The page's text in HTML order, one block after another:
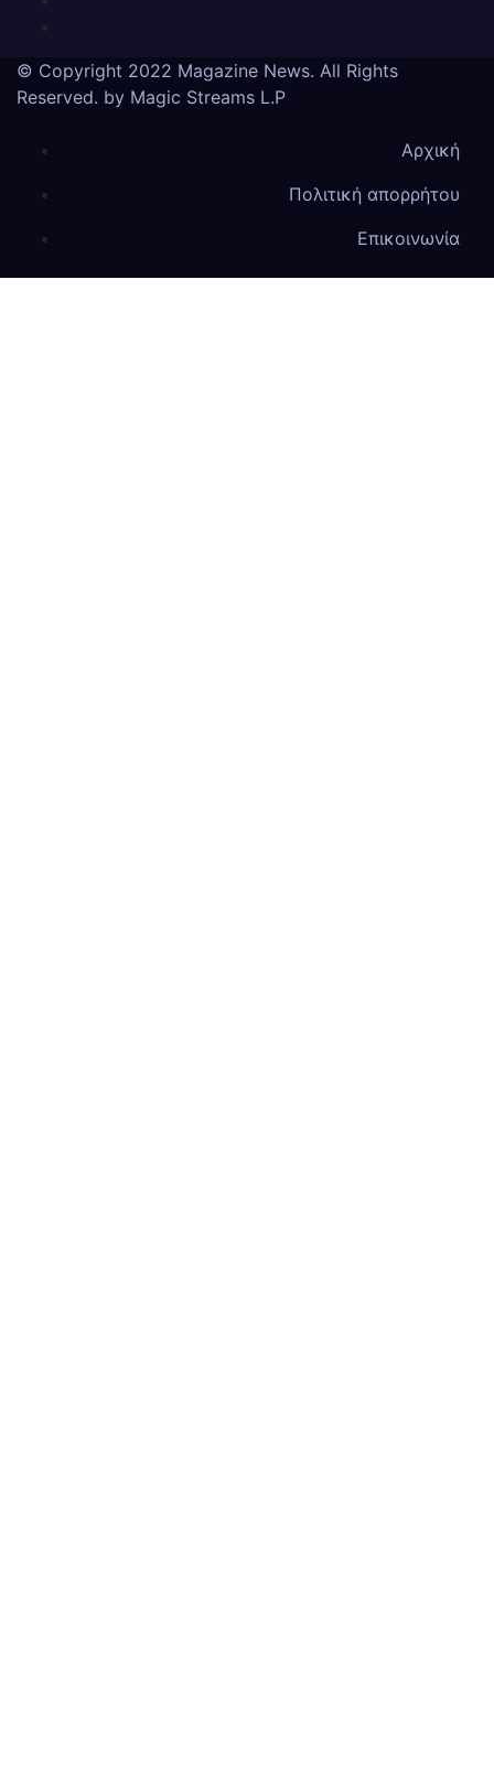
© Copyright 2022 Magazine News. All Rights
Reserved. by Magic Streams L.P
Αρχική
Πολιτική απορρήτου
Επικοινωνία